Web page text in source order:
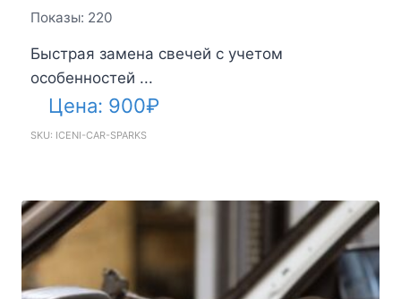
Показы: 220
Быстрая замена свечей с учетом
особенностей ...
Цена: 900₽
SKU: ICENI-CAR-SPARKS